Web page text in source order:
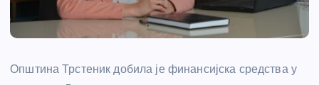
Општина Трстеник добила је финансијска средства у